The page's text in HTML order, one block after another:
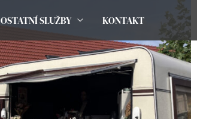
OSTATNÍ SLUŽBY KONTAKT